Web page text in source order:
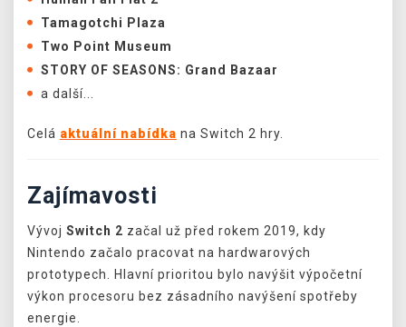
Tamagotchi Plaza
Two Point Museum
STORY OF SEASONS: Grand Bazaar
a další...
Celá aktuální nabídka na Switch 2 hry.
Zajímavosti
Vývoj Switch 2 začal už před rokem 2019, kdy
Nintendo začalo pracovat na hardwarových
prototypech. Hlavní prioritou bylo navýšit výpočetní
výkon procesoru bez zásadního navýšení spotřeby
energie.